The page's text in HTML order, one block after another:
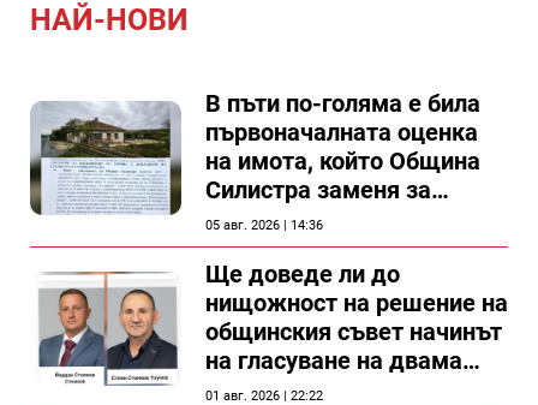
НАЙ-НОВИ
В пъти по-голяма е била
първоначалната оценка
на имота, който Община
Силистра заменя за
спирка, показват
документи
05 авг. 2026 | 14:36
Ще доведе ли до
нищожност на решение на
общинския съвет начинът
на гласуване на двама
съветници в Силистра?
01 авг. 2026 | 22:22